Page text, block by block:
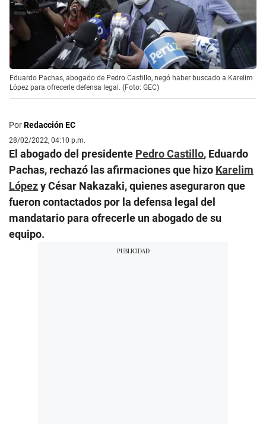
Eduardo Pachas, abogado de Pedro Castillo, negó haber buscado a Karelim
López para ofrecerle defensa legal. (Foto: GEC)
PorRedacción EC
28/02/2022, 04:10 p.m.
El abogado del presidente Pedro Castillo, Eduardo
Pachas, rechazó las afirmaciones que hizo Karelim
Lópezy César Nakazaki, quienes aseguraron que
fueron contactados por la defensa legal del
mandatario para ofrecerle un abogado de su
equipo.